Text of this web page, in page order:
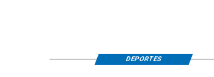
DEPORTES